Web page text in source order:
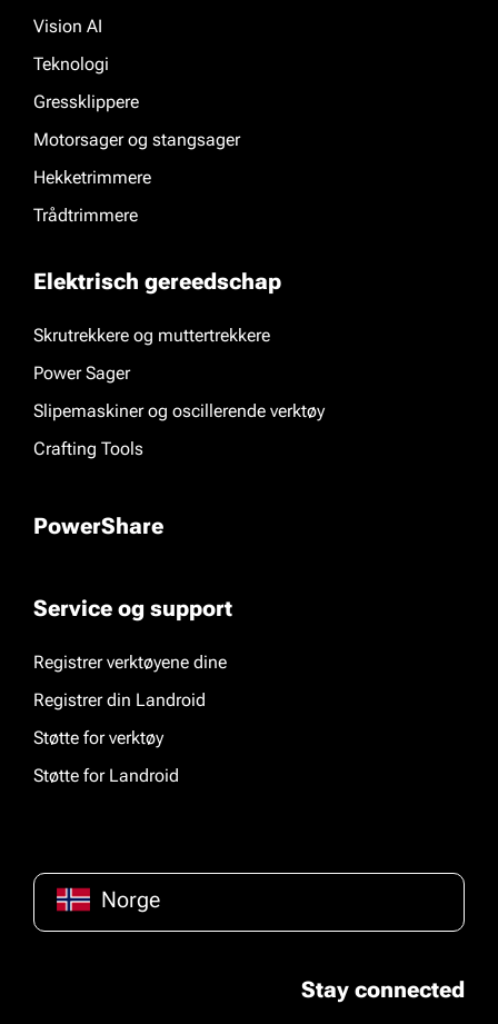
Vision AI
Teknologi
Gressklippere
Motorsager og stangsager
Hekketrimmere
Trådtrimmere
Elektrisch gereedschap
Skrutrekkere og muttertrekkere
Power Sager
Slipemaskiner og oscillerende verktøy
Crafting Tools
PowerShare
Service og support
Registrer verktøyene dine
Registrer din Landroid
Støtte for verktøy
Støtte for Landroid
Norge
Stay connected